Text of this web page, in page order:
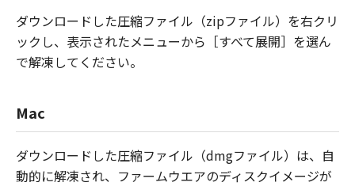
ダウンロードした圧縮ファイル（zipファイル）を右クリ
ックし、表示されたメニューから［すべて展開］を選ん
で解凍してください。
Mac
ダウンロードした圧縮ファイル（dmgファイル）は、自
動的に解凍され、ファームウエアのディスクイメージが